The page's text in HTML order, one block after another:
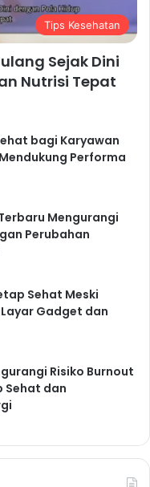
Tips Kesehatan
Sejak Dini
Nutrisi Tepat
bagi Karyawan
Performa
Mengurangi
Perubahan
Sehat Meski
Gadget dan
Risiko Burnout
Sehat dan